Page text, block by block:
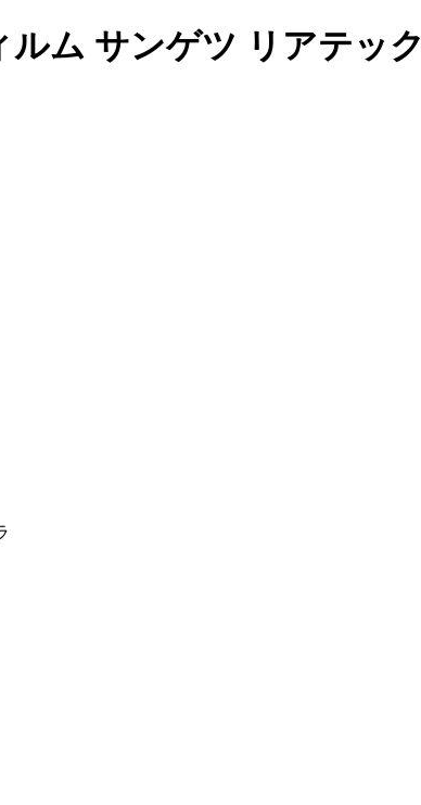
ム サンゲツ リアテック